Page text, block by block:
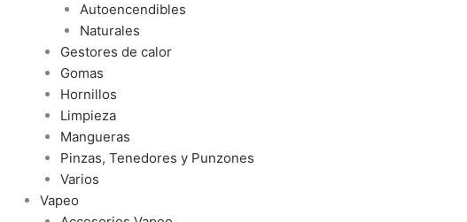
Autoencendibles
Naturales
Gestores de calor
Gomas
Hornillos
Limpieza
Mangueras
Pinzas, Tenedores y Punzones
Varios
Vapeo